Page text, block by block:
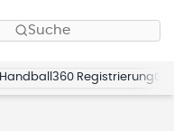
Suche
Handball360 Registrierung